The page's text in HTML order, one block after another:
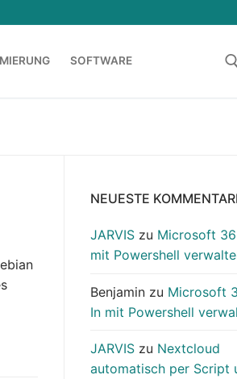
SOFTWARE
NEUESTE
JARVIS zu Microsoft
mit Powershell
Benjamin zu Microsoft
In mit Powershell
JARVIS zu Nextcloud
automatisch per Script